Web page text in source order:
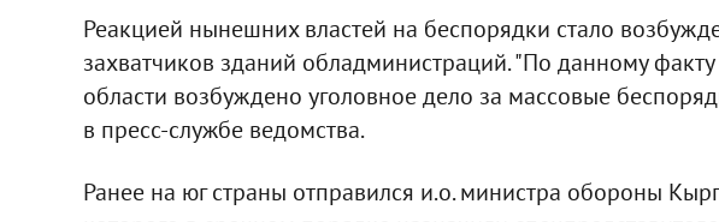
Реакцией нынешних властей на беспорядки стало
захватчиков зданий обладминистраций. "По данному
области возбуждено уголовное дело за массовые
в пресс-службе ведомства.
Ранее на юг страны отправился и.о. министра обороны